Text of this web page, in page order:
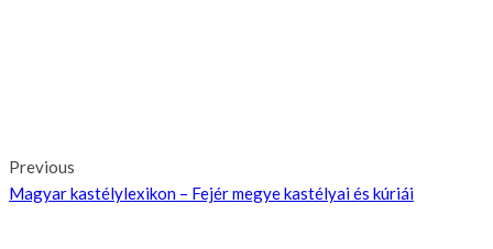
Previous
Magyar kastélylexikon – Fejér megye kastélyai és kúriái